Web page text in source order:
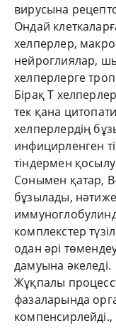
вирусына
Ондай
хелперлер,
нейроглиялар,
хелперлерге
Бірақ Т
тек қана
хелперлердің
инфицирленген
тіндермен
Сонымен қатар,
бұзылады,
комплекстер
одан әрі
дамуына әкеледі.
Жұқпалы
фазаларында
компенсирлейді.,